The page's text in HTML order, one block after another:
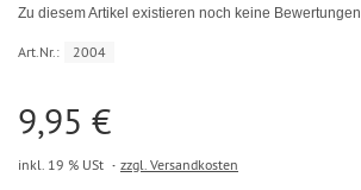
Zu diesem Artikel existieren noch keine Bewertungen
Art.Nr.: 2004
9,95 €
inkl. 19 % USt zzgl. Versandkosten